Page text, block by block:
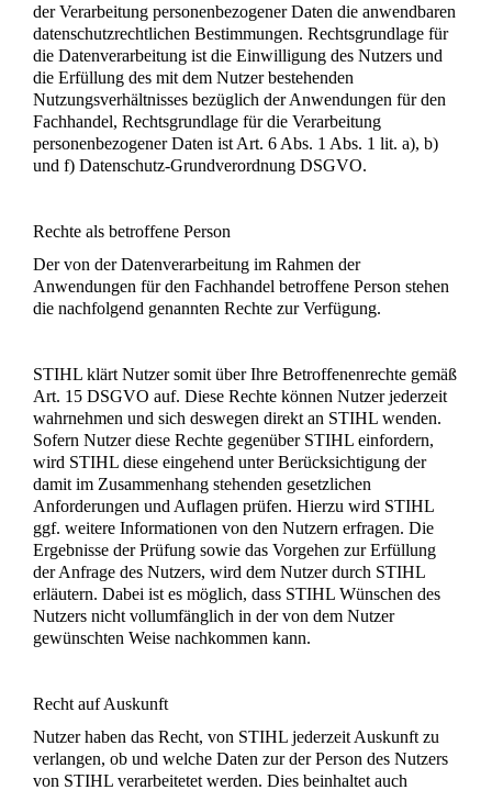
der Verarbeitung personenbezogener Daten die anwendbaren
datenschutzrechtlichen Bestimmungen. Rechtsgrundlage für
die Datenverarbeitung ist die Einwilligung des Nutzers und
die Erfüllung des mit dem Nutzer bestehenden
Nutzungsverhältnisses bezüglich der Anwendungen für den
Fachhandel, Rechtsgrundlage für die Verarbeitung
personenbezogener Daten ist Art. 6 Abs. 1 Abs. 1 lit. a), b)
und f) Datenschutz-Grundverordnung DSGVO.
Rechte als betroffene Person
Der von der Datenverarbeitung im Rahmen der
Anwendungen für den Fachhandel betroffene Person stehen
die nachfolgend genannten Rechte zur Verfügung.
STIHL klärt Nutzer somit über Ihre Betroffenenrechte gemäß
Art. 15 DSGVO auf. Diese Rechte können Nutzer jederzeit
wahrnehmen und sich deswegen direkt an STIHL wenden.
Sofern Nutzer diese Rechte gegenüber STIHL einfordern,
wird STIHL diese eingehend unter Berücksichtigung der
damit im Zusammenhang stehenden gesetzlichen
Anforderungen und Auflagen prüfen. Hierzu wird STIHL
ggf. weitere Informationen von den Nutzern erfragen. Die
Ergebnisse der Prüfung sowie das Vorgehen zur Erfüllung
der Anfrage des Nutzers, wird dem Nutzer durch STIHL
erläutern. Dabei ist es möglich, dass STIHL Wünschen des
Nutzers nicht vollumfänglich in der von dem Nutzer
gewünschten Weise nachkommen kann.
Recht auf Auskunft
Nutzer haben das Recht, von STIHL jederzeit Auskunft zu
verlangen, ob und welche Daten zur der Person des Nutzers
von STIHL verarbeitetet werden. Dies beinhaltet auch